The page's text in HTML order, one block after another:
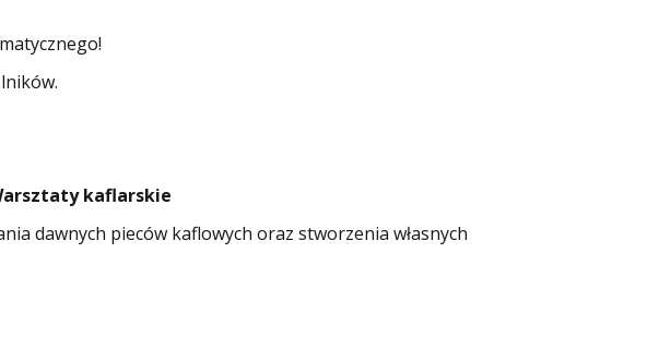
kaflarskie
dawnych pieców kaflowych oraz stworzenia własnych